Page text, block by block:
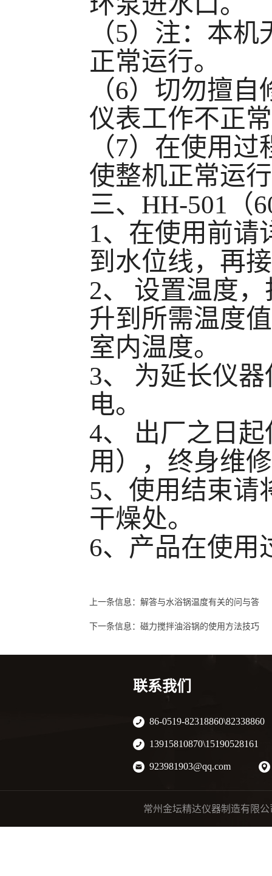
（5）注：本机
正常运行。
（6）切勿擅自
仪表工作不正
（7）在使用过
使整机正常运
三、 HH-501 （
1、在使用前请
到水位线，再
2、
设置温度
升到所需温度
室内温度。
3、
为延长仪
电。
4、
出厂之日
用），终身维
5、使用结束请
干燥处。
6、产品在使用
上一条信息： 解答与水浴锅温度有关的问与答
下一条信息： 磁力搅拌油浴锅的使用方法技巧
联系我们
86-0519-82318860\82338860
13915810870\15190528161
923981903@qq.com
常州金坛精达仪器制造有